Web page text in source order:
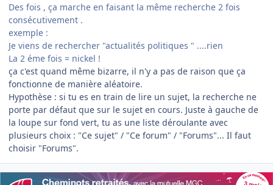
Des fois , ça marche en faisant la même recherche 2 fois
consécutivement .
exemple :
Je viens de rechercher "actualités politiques " ....rien
La 2 éme fois = nickel !
ça c'est quand même bizarre, il n'y a pas de raison que ça
fonctionne de manière aléatoire.
Hypothèse : si tu es en train de lire un sujet, la recherche ne
porte par défaut que sur le sujet en cours. Juste à gauche de
la loupe sur fond vert, tu as une liste déroulante avec
plusieurs choix : "Ce sujet" / "Ce forum" / "Forums"... Il faut
choisir "Forums".